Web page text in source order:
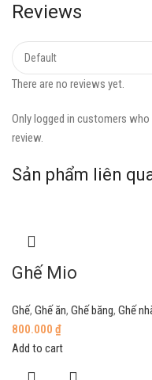
Reviews
There are no reviews yet.
Only logged in customers
review.
Sản phẩm liên
Ghế Mio
Ghế, Ghế ăn, Ghế băng, Ghế
800.000 ₫
Add to cart